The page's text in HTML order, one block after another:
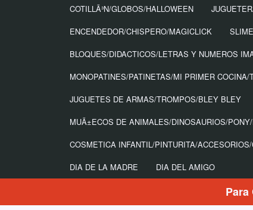
COTILLÃ³N/GLOBOS/HALLOWEEN
ENCENDEDOR/CHISPERO/MAGICLICK
BLOQUES/DIDACTICOS/LETRAS Y NUMEROS
MONOPATINES/PATINETAS/MI PRIMER
JUGUETES DE ARMAS/TROMPOS/BLEY BLEY
MUÃ±ECOS DE ANIMALES/DINOSAURIOS/
COSMETICA INFANTIL/PINTURITA/
DIA DE LA MADRE
DIA DEL AMIGO